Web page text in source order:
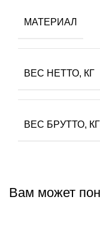
МАТЕРИАЛ
ВЕС НЕТТО, КГ
ВЕС БPУТТО, КГ
Вам может